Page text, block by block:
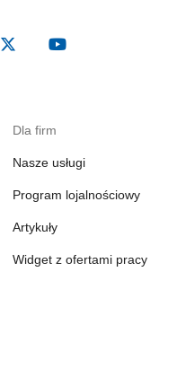
Dla firm
Nasze usługi
Program lojalnościowy
Artykuły
Widget z ofertami pracy